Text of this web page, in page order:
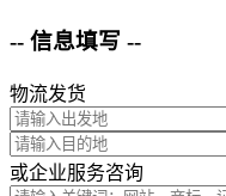
-- 信息填写 --
物流发货
或企业服务咨询